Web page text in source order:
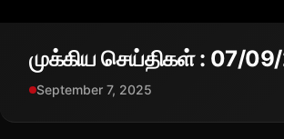
முக்கிய செய்திகள் : 07/
September 7, 2025